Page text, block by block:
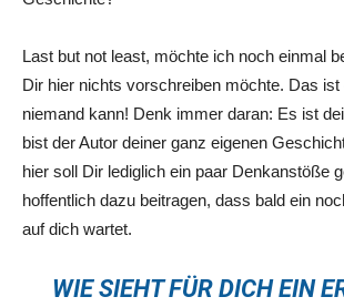
Last but not least, möchte ich noch einmal
Dir hier nichts vorschreiben möchte. Das
niemand kann! Denk immer daran: Es ist
bist der Autor deiner ganz eigenen
hier soll Dir lediglich ein paar Denkanstöße
hoffentlich dazu beitragen, dass bald ein
auf dich wartet.
WIE SIEHT FÜR DICH EIN